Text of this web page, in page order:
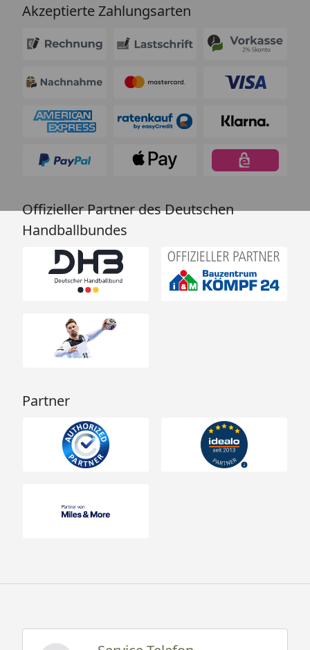
Akzeptierte Zahlungsarten
Offizieller Partner des Deutschen
Handballbundes
Partner